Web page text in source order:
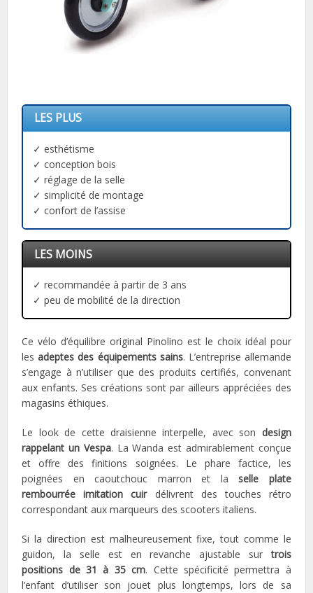
LES PLUS
✓ esthétisme
✓ conception bois
✓ réglage de la selle
✓ simplicité de montage
✓ confort de l’assise
LES MOINS
✓ recommandée à partir de 3 ans
✓ peu de mobilité de la direction
Ce vélo d’équilibre original Pinolino est le choix idéal pour
lesadeptes des équipements sains. L’entreprise allemande
s’engage à n’utiliser que des produits certifiés, convenant
aux enfants. Ses créations sont par ailleurs appréciées des
magasins éthiques.
Le look de cette draisienne interpelle, avec son design
rappelant un Vespa. La Wanda est admirablement conçue
et offre des finitions soignées. Le phare factice, les
poignées en caoutchouc marron et laselle plate
rembourrée imitation cuirdélivrent des touches rétro
correspondant aux marqueurs des scooters italiens.
Si la direction est malheureusement fixe, tout comme le
guidon, la selle est en revanche ajustable surtrois
positions de 31 à 35 cm. Cette spécificité permettra à
l’enfant d’utiliser son jouet plus longtemps, lors de sa